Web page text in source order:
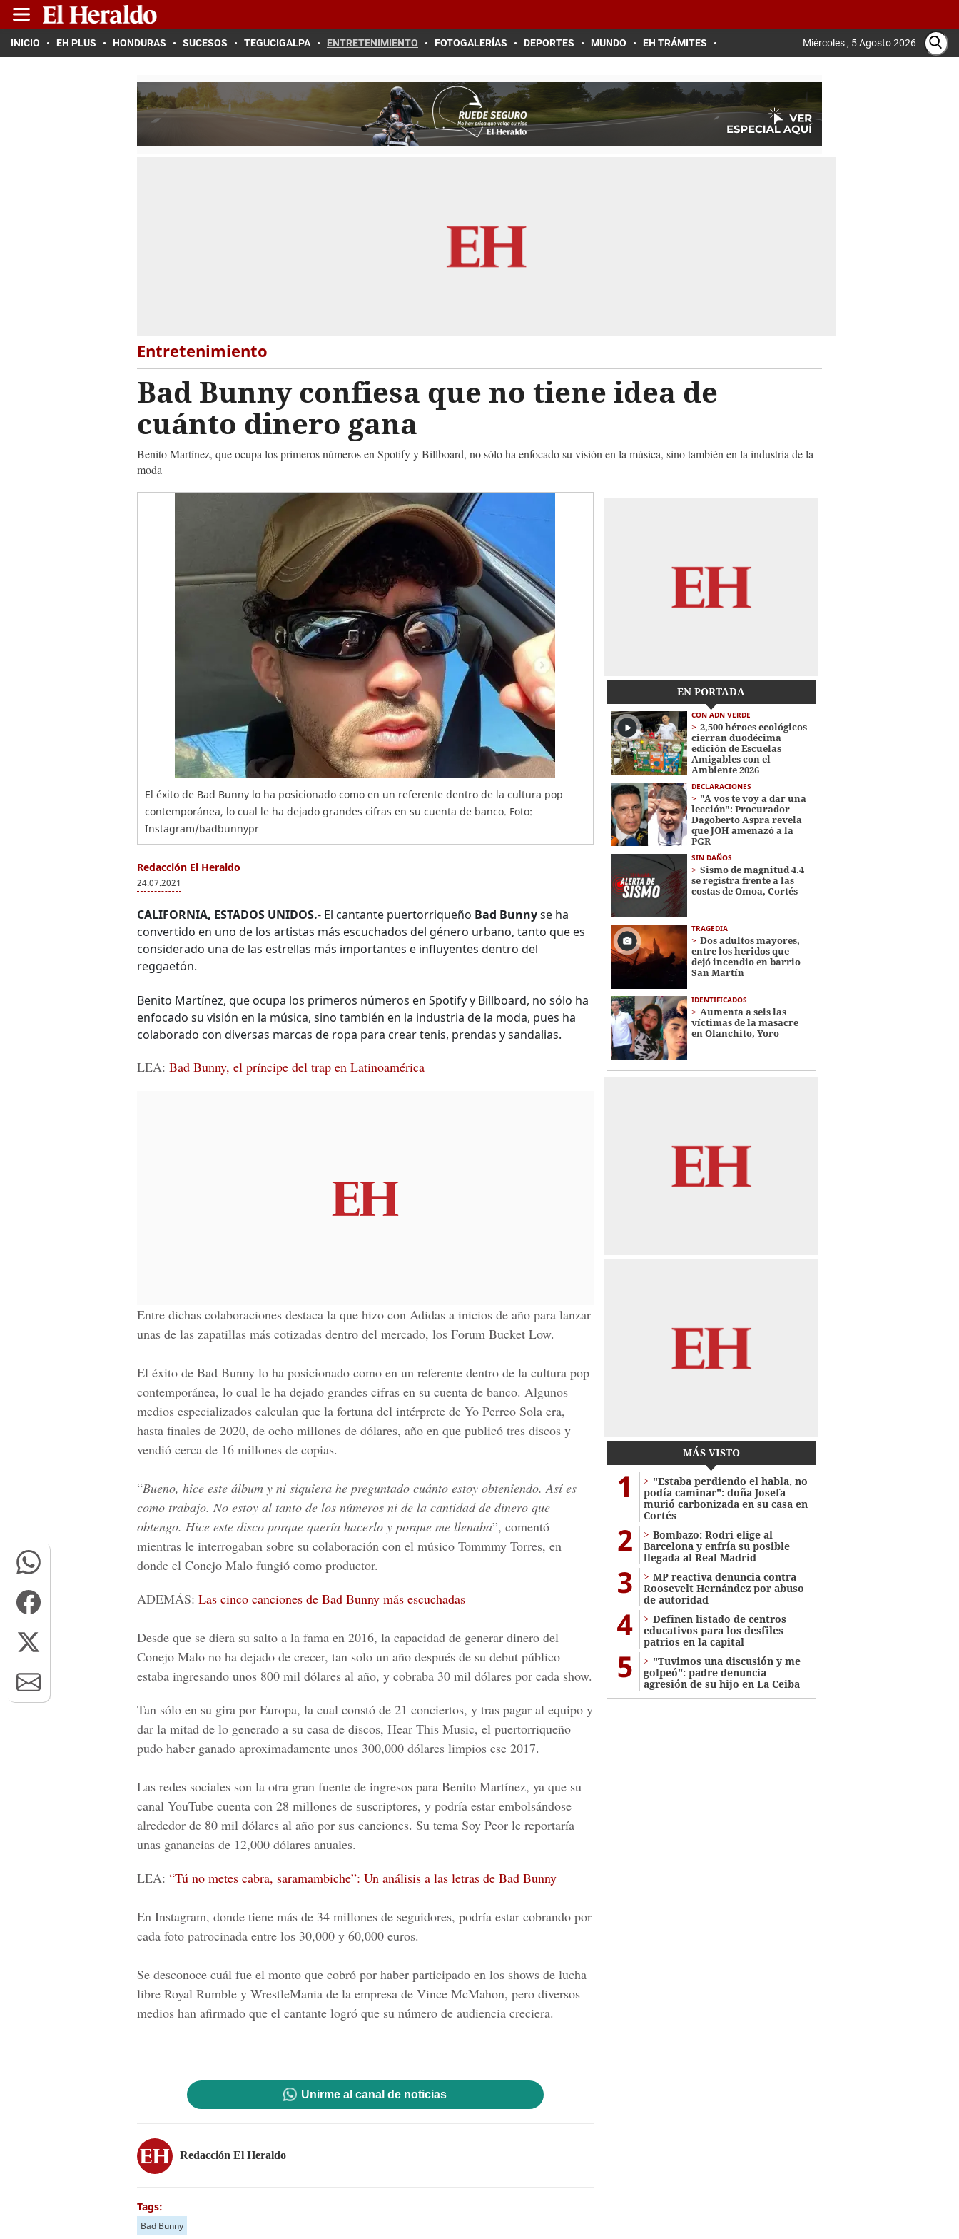
INICIO EH PLUS HONDURAS SUCESOS TEGUCIGALPA ENTRETENIMIENTO FOTOGALERÍAS DEPORTES MUNDO EH TRÁMITES Miércoles , 5 Agosto 2026
Entretenimiento
Bad Bunny confiesa que no tiene idea de
cuánto dinero gana
Benito Martínez, que ocupa los primeros números en Spotify y Billboard, no sólo ha enfocado su visión en la música, sino también en la industria de la
moda
El éxito de Bad Bunny lo ha posicionado como en un referente dentro de la cultura pop
contemporánea, lo cual le ha dejado grandes cifras en su cuenta de banco. Foto:
Instagram/badbunnypr
Redacción El Heraldo
24.07.2021
CALIFORNIA, ESTADOS UNIDOS.- El cantante puertorriqueño Bad Bunnyse ha
convertido en uno de los artistas más escuchados del género urbano, tanto que es
considerado una de las estrellas más importantes e influyentes dentro del
reggaetón.
Benito Martínez, que ocupa los primeros números en Spotify y Billboard, no sólo ha
enfocado su visión en la música, sino también en la industria de la moda, pues ha
colaborado con diversas marcas de ropa para crear tenis, prendas y sandalias.
LEA: Bad Bunny, el príncipe del trap en Latinoamérica
Entre dichas colaboraciones destaca la que hizo con Adidas a inicios de año para lanzar
unas de las zapatillas más cotizadas dentro del mercado, los Forum Bucket Low.
El éxito de Bad Bunny lo ha posicionado como en un referente dentro de la cultura pop
contemporánea, lo cual le ha dejado grandes cifras en su cuenta de banco. Algunos
medios especializados calculan que la fortuna del intérprete de Yo Perreo Sola era,
hasta finales de 2020, de ocho millones de dólares, año en que publicó tres discos y
vendió cerca de 16 millones de copias.
“Bueno, hice este álbum y ni siquiera he preguntado cuánto estoy obteniendo. Así es
como trabajo. No estoy al tanto de los números ni de la cantidad de dinero que
obtengo. Hice este disco porque quería hacerlo y porque me llenaba”, comentó
mientras le interrogaban sobre su colaboración con el músico Tommmy Torres, en
donde el Conejo Malo fungió como productor.
ADEMÁS: Las cinco canciones de Bad Bunny más escuchadas
Desde que se diera su salto a la fama en 2016, la capacidad de generar dinero del
Conejo Malo no ha dejado de crecer, tan solo un año después de su debut público
estaba ingresando unos 800 mil dólares al año, y cobraba 30 mil dólares por cada show.
Tan sólo en su gira por Europa, la cual constó de 21 conciertos, y tras pagar al equipo y
dar la mitad de lo generado a su casa de discos, Hear This Music, el puertorriqueño
pudo haber ganado aproximadamente unos 300,000 dólares limpios ese 2017.
Las redes sociales son la otra gran fuente de ingresos para Benito Martínez, ya que su
canal YouTube cuenta con 28 millones de suscriptores, y podría estar embolsándose
alrededor de 80 mil dólares al año por sus canciones. Su tema Soy Peor le reportaría
unas ganancias de 12,000 dólares anuales.
LEA: “Tú no metes cabra, saramambiche”: Un análisis a las letras de Bad Bunny
En Instagram, donde tiene más de 34 millones de seguidores, podría estar cobrando por
cada foto patrocinada entre los 30,000 y 60,000 euros.
Se desconoce cuál fue el monto que cobró por haber participado en los shows de lucha
libre Royal Rumble y WrestleMania de la empresa de Vince McMahon, pero diversos
medios han afirmado que el cantante logró que su número de audiencia creciera.
Unirme al canal de noticias
Redacción El Heraldo
Tags:
Bad Bunny
EN PORTADA
CON ADN VERDE
2,500 héroes ecológicos
cierran duodécima
edición de Escuelas
Amigables con el
Ambiente 2026
DECLARACIONES
"A vos te voy a dar una
lección": Procurador
Dagoberto Aspra revela
que JOH amenazó a la
PGR
SIN DAÑOS
Sismo de magnitud 4.4
se registra frente a las
costas de Omoa, Cortés
TRAGEDIA
Dos adultos mayores,
entre los heridos que
dejó incendio en barrio
San Martín
IDENTIFICADOS
Aumenta a seis las
víctimas de la masacre
en Olanchito, Yoro
MÁS VISTO
1
"Estaba perdiendo el habla, no
podía caminar": doña Josefa
murió carbonizada en su casa en
Cortés
2
Bombazo: Rodri elige al
Barcelona y enfría su posible
llegada al Real Madrid
3
MP reactiva denuncia contra
Roosevelt Hernández por abuso
de autoridad
4
Definen listado de centros
educativos para los desfiles
patrios en la capital
5
"Tuvimos una discusión y me
golpeó": padre denuncia
agresión de su hijo en La Ceiba